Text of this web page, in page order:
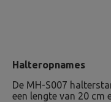
Halteropnames
De MH-S007
een lengte van 20 cm